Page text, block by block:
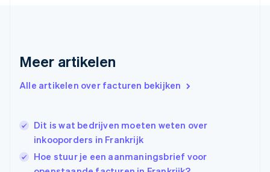
Meer artikelen
Alle artikelen over facturen bekijken
Dit is wat bedrijven moeten weten over
inkooporders in Frankrijk
Hoe stuur je een aanmaningsbrief voor
English
Griekenland
English
Hongkong SAR, China
English简体中文
Ierland